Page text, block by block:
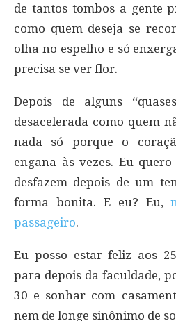
de tantos tombos a gente
como quem deseja se
olha no espelho e só
precisa se ver flor.
Depois de alguns
desacelerada como quem
nada só porque o
engana às vezes. Eu
desfazem depois de um
forma bonita. E eu? Eu,
passageiro.
Eu posso estar feliz aos
para depois da faculdade,
30 e sonhar com
nem de longe sinônimo de